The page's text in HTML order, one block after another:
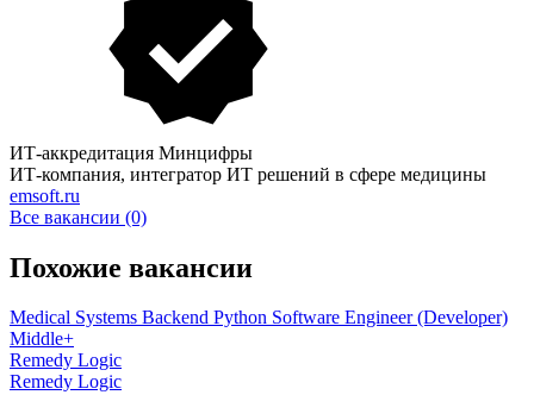
ИТ-аккредитация Минцифры
ИТ-компания, интегратор ИТ решений в сфере медицины
emsoft.ru
Все вакансии (0)
Похожие вакансии
Medical Systems Backend Python Software Engineer (Developer)
Middle+
Remedy Logic
Remedy Logic